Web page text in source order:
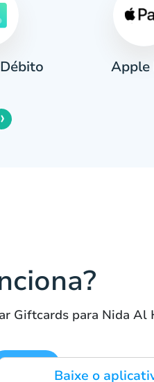
Apple
›
Giftcards para Nida Al
Baixe o